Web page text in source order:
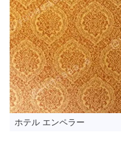
ホテル エンペラー